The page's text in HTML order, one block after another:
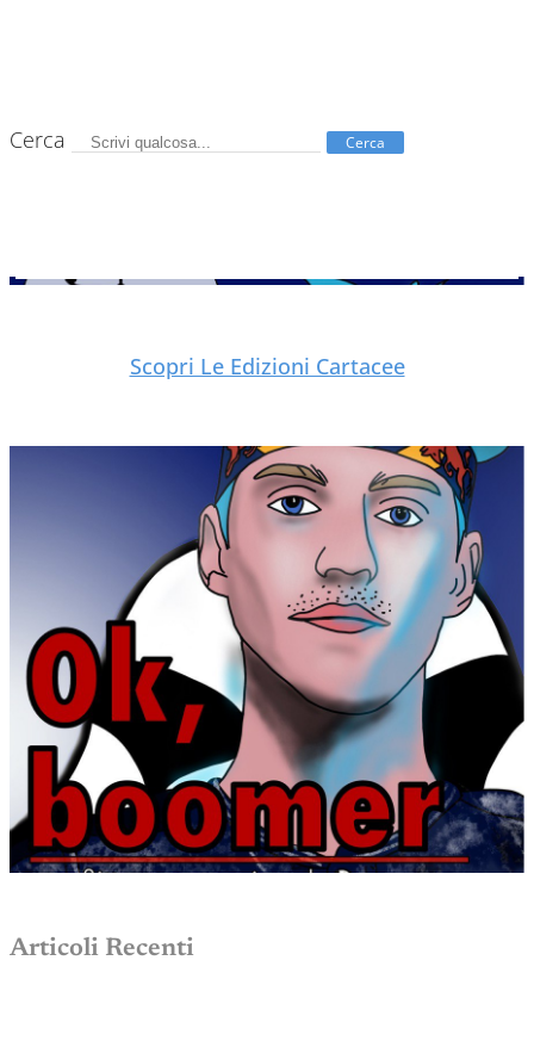
Cerca Cerca
Scopri Le Edizioni Cartacee
Articoli Recenti